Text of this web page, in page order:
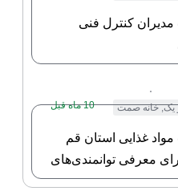
مدیران کنترل فنی
یک,خانه صمت 10 ماه قبل
غذایی استان قم
معرفی توانمندی‌های